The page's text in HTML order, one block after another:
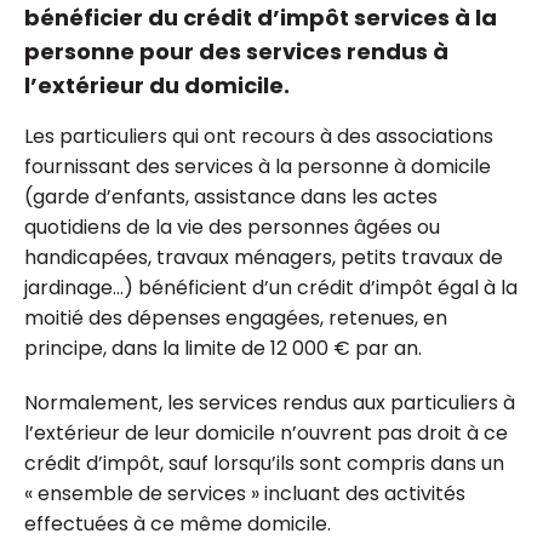
bénéficier du crédit d’impôt services à la
personne pour des services rendus à
l’extérieur du domicile.
Les particuliers qui ont recours à des associations
fournissant des services à la personne à domicile
(garde d’enfants, assistance dans les actes
quotidiens de la vie des personnes âgées ou
handicapées, travaux ménagers, petits travaux de
jardinage…) bénéficient d’un crédit d’impôt égal à la
moitié des dépenses engagées, retenues, en
principe, dans la limite de 12 000 € par an.
Normalement, les services rendus aux particuliers à
l’extérieur de leur domicile n’ouvrent pas droit à ce
crédit d’impôt, sauf lorsqu’ils sont compris dans un
« ensemble de services » incluant des activités
effectuées à ce même domicile.